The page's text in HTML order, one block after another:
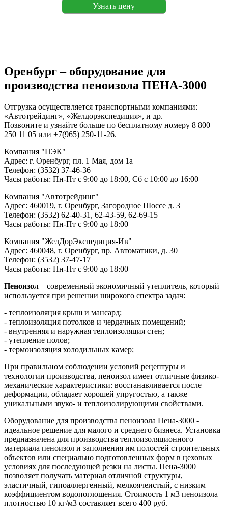
Узнать цену
Оренбург – оборудование для
производства пеноизола ПЕНА-3000
Отгрузка осуществляется транспортными компаниями:
«Автотрейдинг», «Желдорэкспедиция», и др.
Позвоните и узнайте больше по бесплатному номеру 8 800
250 11 05 или +7(965) 250-11-26.
Компания "ПЭК"
Адрес: г. Оренбург, пл. 1 Мая, дом 1а
Телефон: (3532) 37-46-36
Часы работы: Пн-Пт с 9:00 до 18:00, Сб с 10:00 до 16:00
Компания "Автотрейдинг"
Адрес: 460019, г. Оренбург, Загородное Шоссе д. 3
Телефон: (3532) 62-40-31, 62-43-59, 62-69-15
Часы работы: Пн-Пт с 9:00 до 18:00
Компания "ЖелДорЭкспедиция-Ив"
Адрес: 460048, г. Оренбург, пр. Автоматики, д. 30
Телефон: (3532) 37-47-17
Часы работы: Пн-Пт с 9:00 до 18:00
Пеноизол – современный экономичный утеплитель, который
используется при решении широкого спектра задач:
- теплоизоляция крыш и мансард;
- теплоизоляция потолков и чердачных помещений;
- внутренняя и наружная теплоизоляция стен;
- утепление полов;
- термоизоляция холодильных камер;
При правильном соблюдении условий рецептуры и
технологии производства, пеноизол имеет отличные физико-
механические характеристики: восстанавливается после
деформации, обладает хорошей упругостью, а также
уникальными звуко- и теплоизолирующими свойствами.
Оборудование для производства пеноизола Пена-3000 -
идеальное решение для малого и среднего бизнеса. Установка
предназначена для производства теплоизоляционного
материала пеноизол и заполнения им полостей строительных
объектов или специально подготовленных форм в цеховых
условиях для последующей резки на листы. Пена-3000
позволяет получать материал отличной структуры,
эластичный, гипоаллергенный, мелкоячеистый, с низким
коэффициентом водопоглощения. Стоимость 1 м3 пеноизола
плотностью 10 кг/м3 составляет всего 400 руб.